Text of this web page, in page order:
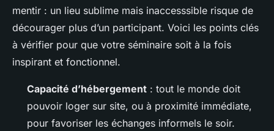
mentir : un lieu sublime mais inaccesssible risque de
décourager plus d’un participant. Voici les points clés
à vérifier pour que votre séminaire soit à la fois
inspirant et fonctionnel.
Capacité d’hébergement : tout le monde doit
pouvoir loger sur site, ou à proximité immédiate,
pour favoriser les échanges informels le soir.